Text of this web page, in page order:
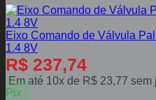
Eixo Comando de Válvula
1.4 8V
R$ 237,74
Em até 10x de R$ 23,77 sem
Pix